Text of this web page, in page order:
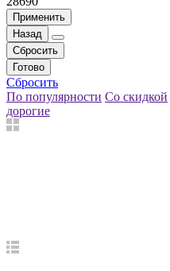
Применить
Назад
Сбросить
Готово
Сбросить
По популярности Со скидкой
дорогие